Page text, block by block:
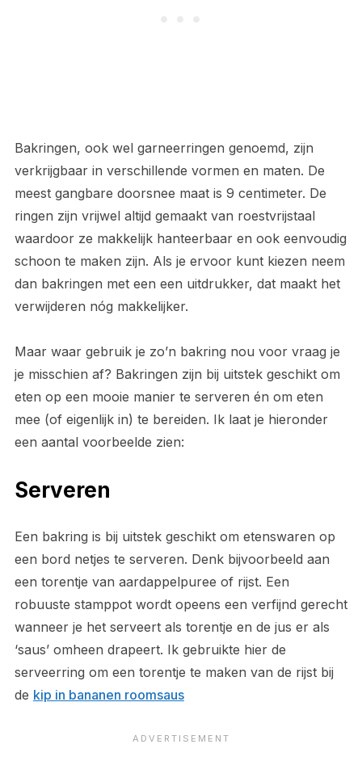
Bakringen, ook wel garneerringen genoemd, zijn
verkrijgbaar in verschillende vormen en maten. De
meest gangbare doorsnee maat is 9 centimeter. De
ringen zijn vrijwel altijd gemaakt van roestvrijstaal
waardoor ze makkelijk hanteerbaar en ook eenvoudig
schoon te maken zijn. Als je ervoor kunt kiezen neem
dan bakringen met een een uitdrukker, dat maakt het
verwijderen nóg makkelijker.
Maar waar gebruik je zo’n bakring nou voor vraag je
je misschien af? Bakringen zijn bij uitstek geschikt om
eten op een mooie manier te serveren én om eten
mee (of eigenlijk in) te bereiden. Ik laat je hieronder
een aantal voorbeelde zien:
Serveren
Een bakring is bij uitstek geschikt om etenswaren op
een bord netjes te serveren. Denk bijvoorbeeld aan
een torentje van aardappelpuree of rijst. Een
robuuste stamppot wordt opeens een verfijnd gerecht
wanneer je het serveert als torentje en de jus er als
‘saus’ omheen drapeert. Ik gebruikte hier de
serveerring om een torentje te maken van de rijst bij
de kip in bananen roomsaus